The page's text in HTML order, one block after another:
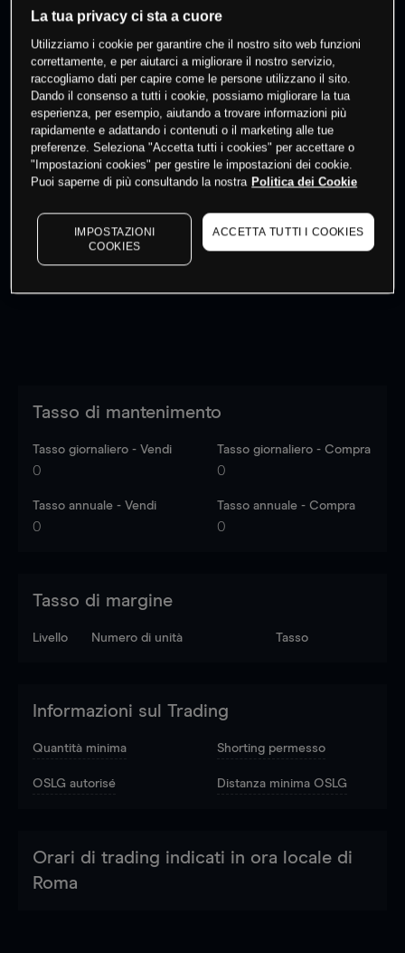
% dei clienti hanno posizioni
questo prodotto
Fai trading
I prezzi sono solo indicativi. Accediper vedere gli ultimi
dati di mercato
to see latest market data
Tasso di mantenimento
Tasso giornaliero - Vendi
0
Tasso giornaliero - Compra
0
Tasso annuale - Vendi
0
Tasso annuale - Compra
0
Tasso di margine
Livello Numero di unità Tasso
Informazioni sul Trading
Quantità minima Shorting permesso
OSLG autorisé Distanza minima OSLG
Orari di trading indicati in ora locale di
Roma
La tua privacy ci sta a cuore
Utilizziamo i cookie per garantire che il nostro sito web funzioni
correttamente, e per aiutarci a migliorare il nostro servizio,
raccogliamo dati per capire come le persone utilizzano il sito.
Dando il consenso a tutti i cookie, possiamo migliorare la tua
esperienza, per esempio, aiutando a trovare informazioni più
rapidamente e adattando i contenuti o il marketing alle tue
preferenze. Seleziona "Accetta tutti i cookies" per accettare o
"Impostazioni cookies" per gestire le impostazioni dei cookie.
Puoi saperne di più consultando la nostra Politica dei Cookie
IMPOSTAZIONI
COOKIES
ACCETTA TUTTI I COOKIES